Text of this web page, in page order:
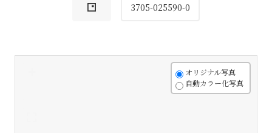
3705-025590-0
オリジナル写真
自動カラー化写真